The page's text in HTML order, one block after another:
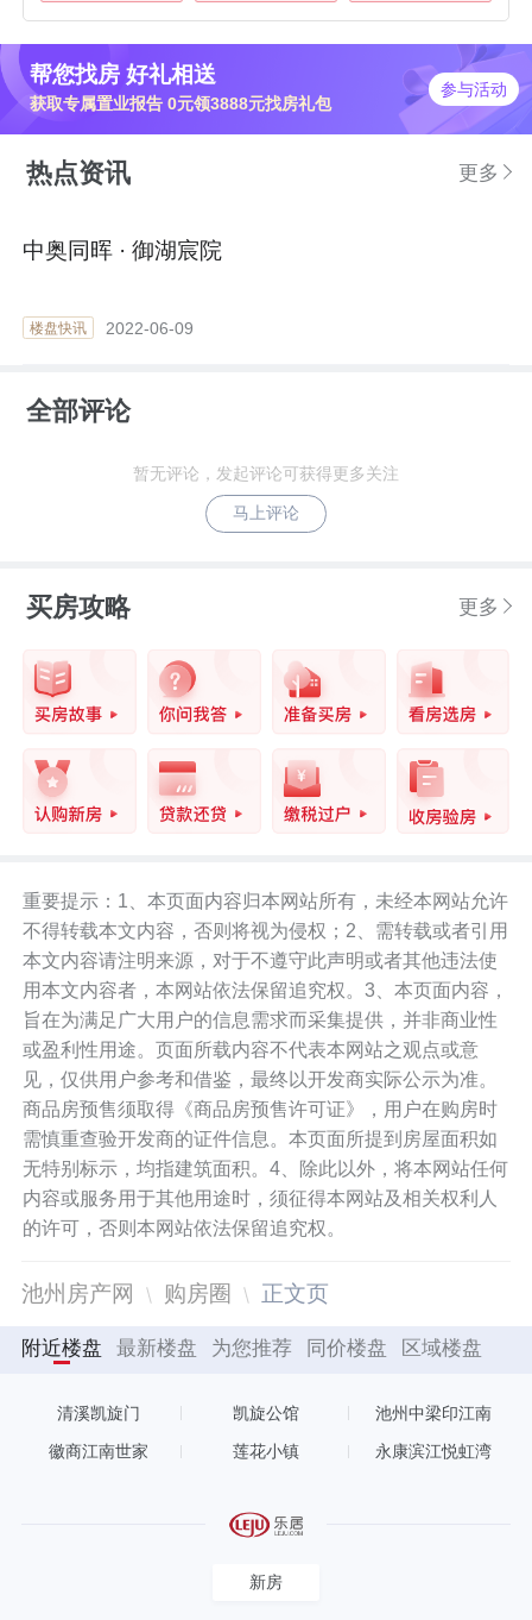
帮您找房 好礼相送
获取专属置业报告 0元领3888元找房礼包
参与活动
热点资讯 更多
中奥同晖 · 御湖宸院
楼盘快讯 2022-06-09
全部评论
暂无评论，发起评论可获得更多关注
马上评论
买房攻略 更多
重要提示：1、本页面内容归本网站所有，未经本网站允许
不得转载本文内容，否则将视为侵权；2、需转载或者引用
本文内容请注明来源，对于不遵守此声明或者其他违法使
用本文内容者，本网站依法保留追究权。3、本页面内容，
旨在为满足广大用户的信息需求而采集提供，并非商业性
或盈利性用途。页面所载内容不代表本网站之观点或意
见，仅供用户参考和借鉴，最终以开发商实际公示为准。
商品房预售须取得《商品房预售许可证》，用户在购房时
需慎重查验开发商的证件信息。本页面所提到房屋面积如
无特别标示，均指建筑面积。4、除此以外，将本网站任何
内容或服务用于其他用途时，须征得本网站及相关权利人
的许可，否则本网站依法保留追究权。
池州房产网 购房圈 正文页
附近楼盘 最新楼盘 为您推荐 同价楼盘 区域楼盘
清溪凯旋门 凯旋公馆 池州中梁印江南
徽商江南世家 莲花小镇 永康滨江悦虹湾
新房